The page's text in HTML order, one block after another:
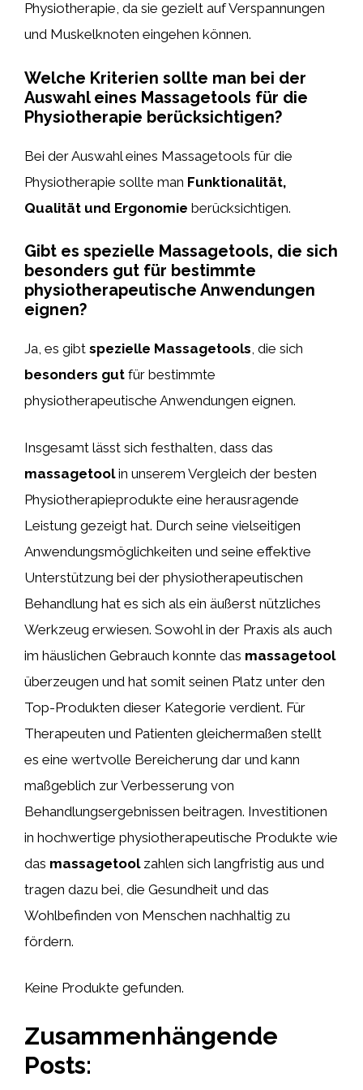
Physiotherapie, da sie gezielt auf Verspannungen
und Muskelknoten eingehen können.
Welche Kriterien sollte man bei der
Auswahl eines Massagetools für die
Physiotherapie berücksichtigen?
Bei der Auswahl eines Massagetools für die
Physiotherapie sollte man Funktionalität,
Qualität und Ergonomie berücksichtigen.
Gibt es spezielle Massagetools, die sich
besonders gut für bestimmte
physiotherapeutische Anwendungen
eignen?
Ja, es gibt spezielle Massagetools, die sich
besonders gut für bestimmte
physiotherapeutische Anwendungen eignen.
Insgesamt lässt sich festhalten, dass das
massagetoolin unserem Vergleich der besten
Physiotherapieprodukte eine herausragende
Leistung gezeigt hat. Durch seine vielseitigen
Anwendungsmöglichkeiten und seine effektive
Unterstützung bei der physiotherapeutischen
Behandlung hat es sich als ein äußerst nützliches
Werkzeug erwiesen. Sowohl in der Praxis als auch
im häuslichen Gebrauch konnte das massagetool
überzeugen und hat somit seinen Platz unter den
Top-Produkten dieser Kategorie verdient. Für
Therapeuten und Patienten gleichermaßen stellt
es eine wertvolle Bereicherung dar und kann
maßgeblich zur Verbesserung von
Behandlungsergebnissen beitragen. Investitionen
in hochwertige physiotherapeutische Produkte wie
das massagetoolzahlen sich langfristig aus und
tragen dazu bei, die Gesundheit und das
Wohlbefinden von Menschen nachhaltig zu
fördern.
Keine Produkte gefunden.
Zusammenhängende
Posts: